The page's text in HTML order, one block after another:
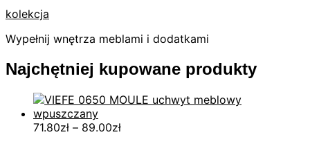
kolekcja
Wypełnij wnętrza meblami i dodatkami
Najchętniej kupowane produkty
71.80zł – 89.00zł